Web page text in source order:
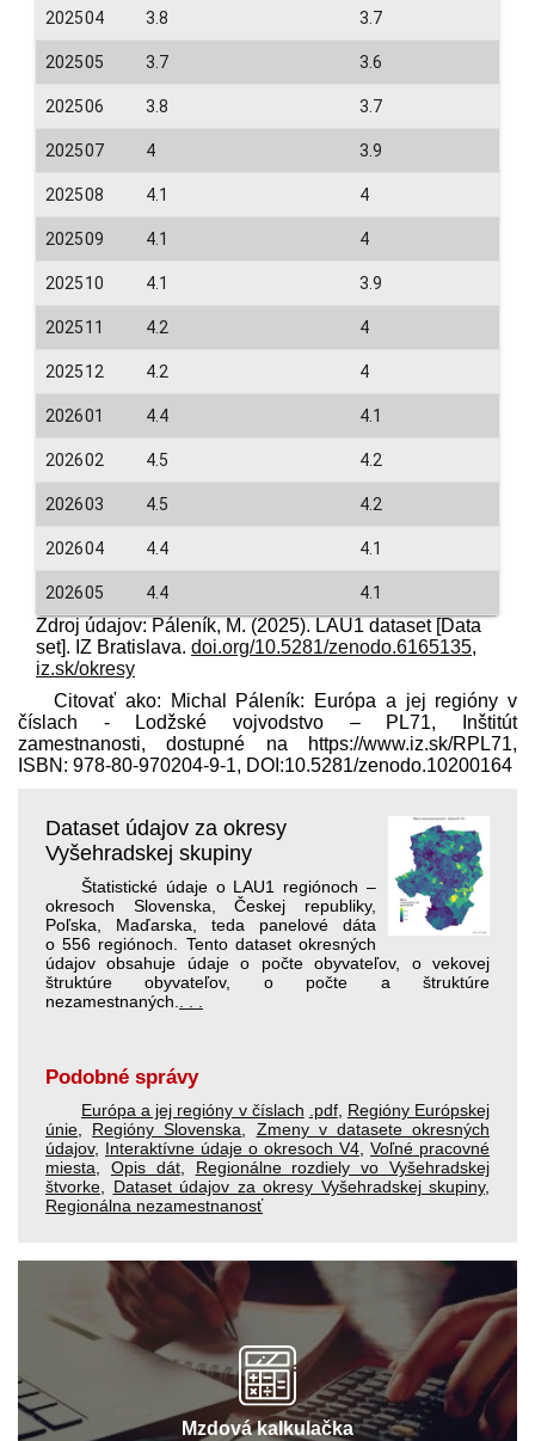
202504 3.8 3.7
202505 3.7 3.6
202506 3.8 3.7
202507 4 3.9
202508 4.1 4
202509 4.1 4
202510 4.1 3.9
202511 4.2 4
202512 4.2 4
202601 4.4 4.1
202602 4.5 4.2
202603 4.5 4.2
202604 4.4 4.1
202605 4.4 4.1
Zdroj údajov: Páleník, M. (2025). LAU1 dataset [Data
set]. IZ Bratislava. doi.org/10.5281/zenodo.6165135,
iz.sk/okresy
Citovať ako: Michal Páleník: Európa a jej regióny v
číslach - Lodžské vojvodstvo – PL71, Inštitút
zamestnanosti, dostupné na https://www.iz.sk/​RPL71,
ISBN: 978-80-970204-9-1, DOI:10.5281/zenodo.10200164
Dataset údajov za okresy
Vyšehradskej skupiny
Štatistické údaje o LAU1 regiónoch –
okresoch Slovenska, Českej republiky,
Poľska, Maďarska, teda panelové dáta
o 556 regiónoch. Tento dataset okresných
údajov obsahuje údaje o počte obyvateľov, o vekovej
štruktúre obyvateľov, o počte a štruktúre
nezamestnaných.. . .
Podobné správy
Európa a jej regióny v číslach .pdf, Regióny Európskej
únie, Regióny Slovenska, Zmeny v datasete okresných
údajov, Interaktívne údaje o okresoch V4, Voľné pracovné
miesta, Opis dát, Regionálne rozdiely vo Vyšehradskej
štvorke, Dataset údajov za okresy Vyšehradskej skupiny,
Regionálna nezamestnanosť
Mzdová kalkulačka